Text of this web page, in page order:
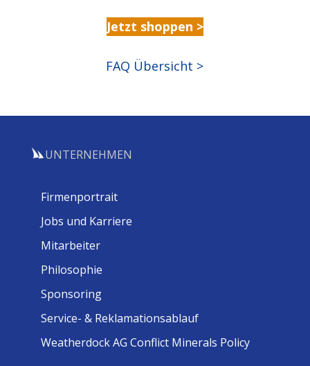
Jetzt shoppen >
FAQ Übersicht >
UNTERNEHMEN
Firmenportrait
Jobs und Karriere
Mitarbeiter
Philosophie
Sponsoring
Service- & Reklamationsablauf
Weatherdock AG Conflict Minerals Policy